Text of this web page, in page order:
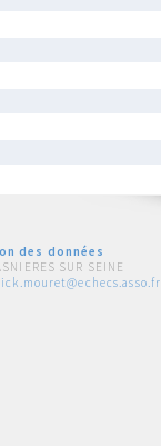
des données
SUR SEINE